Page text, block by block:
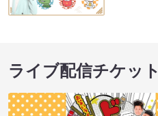
ライブ配信チケット